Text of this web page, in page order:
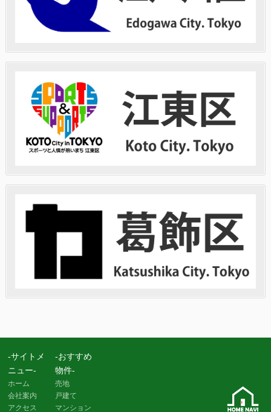
-サイトメ
ニュー-
ホーム
会社案内
アクセス
-おすすめ
物件-
売地
戸建て
マンション